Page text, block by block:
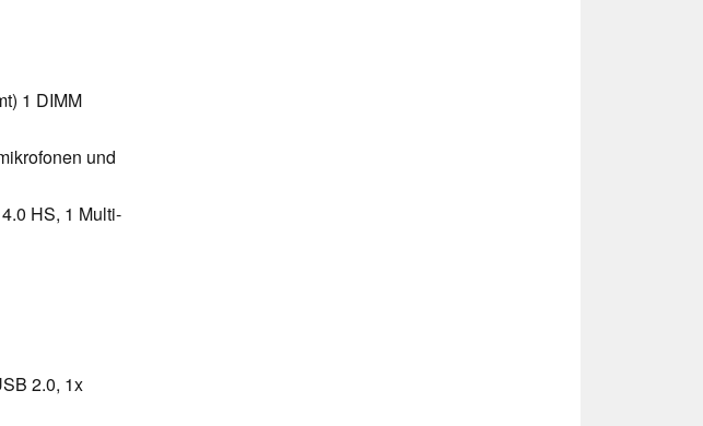
1 DIMM
und
HS, 1 Multi-
2.0, 1x